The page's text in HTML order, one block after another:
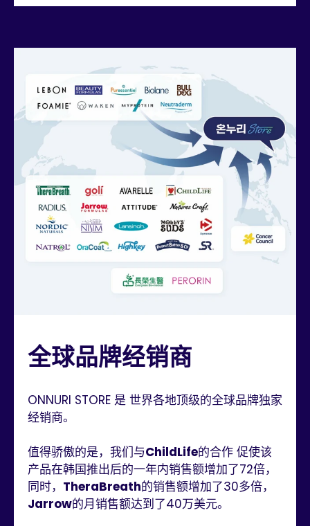
全球品牌经销商
ONNURI STORE 是 世界各地顶级的全球品牌独家
经销商。
值得骄傲的是，我们与ChildLife的合作 促使该
产品在韩国推出后的一年内销售额增加了72倍，
同时， TheraBreath的销售额增加了30多倍，
Jarrow的月销售额达到了40万美元。